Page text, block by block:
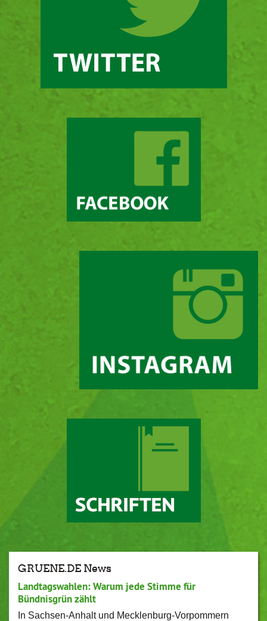
GRUENE.DE News
Landtagswahlen: Warum jede Stimme für
Bündnisgrün zählt
In Sachsen-Anhalt und Mecklenburg-Vorpommern